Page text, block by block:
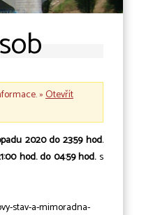
»Otevřít
2020 do 23:59 hod.
hod. do 04:59 hod. s
stav-a-mimoradna-